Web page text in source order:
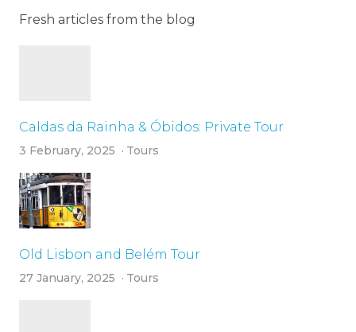
Fresh articles from the blog
Caldas da Rainha & Óbidos: Private Tour
3 February, 2025 Tours
Old Lisbon and Belém Tour
27 January, 2025 Tours